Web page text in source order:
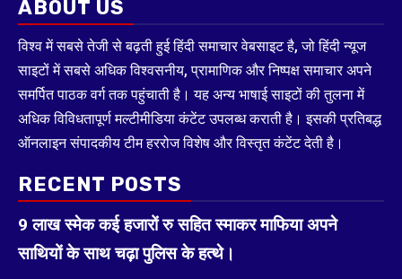
ABOUT US
विश्व में सबसे तेजी से बढ़ती हुई हिंदी समाचार वेबसाइट है, जो हिंदी न्यूज
साइटों में सबसे अधिक विश्वसनीय, प्रामाणिक और निष्पक्ष समाचार अपने
समर्पित पाठक वर्ग तक पहुंचाती है। यह अन्य भाषाई साइटों की तुलना में
अधिक विविधतापूर्ण मल्टीमीडिया कंटेंट उपलब्ध कराती है। इसकी प्रतिबद्ध
ऑनलाइन संपादकीय टीम हररोज विशेष और विस्तृत कंटेंट देती है।
RECENT POSTS
9 लाख स्मेक कई हजारों रु सहित स्माकर माफिया अपने
साथियों के साथ चढ़ा पुलिस के हत्थे।